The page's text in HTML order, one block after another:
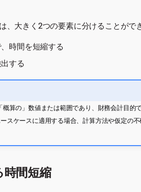
、大きく2つの要素に分けることがで
時間を短縮する
する
算の」数値または範囲であり、財務会計目的
スケースに適用する場合、計算方法や仮定の
時間短縮